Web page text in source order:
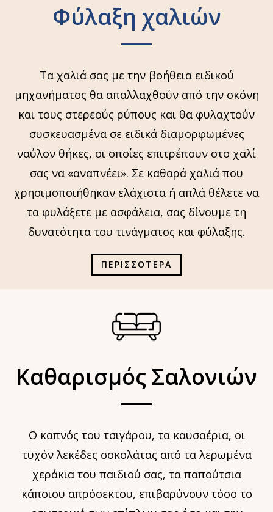
Φύλαξη χαλιών
Τα χαλιά σας με την βοήθεια ειδικού
μηχανήματος θα απαλλαχθούν από την σκόνη
και τους στερεούς ρύπους και θα φυλαχτούν
συσκευασμένα σε ειδικά διαμορφωμένες
ναύλον θήκες, οι οποίες επιτρέπουν στο χαλί
σας να «αναπνέει». Σε καθαρά χαλιά που
χρησιμοποιήθηκαν ελάχιστα ή απλά θέλετε να
τα φυλάξετε με ασφάλεια, σας δίνουμε τη
δυνατότητα του τινάγματος και φύλαξης.
ΠΕΡΙΣΣΟΤΕΡΑ
Καθαρισμός Σαλονιών
Ο καπνός του τσιγάρου, τα καυσαέρια, οι
τυχόν λεκέδες σοκολάτας από τα λερωμένα
χεράκια του παιδιού σας, τα παπούτσια
κάποιου απρόσεκτου, επιβαρύνουν τόσο το